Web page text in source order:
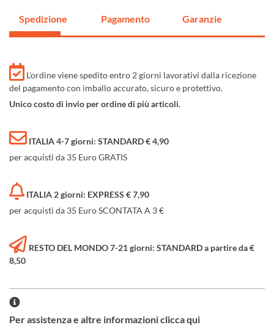
Spedizione Pagamento Garanzie
L'ordine viene spedito entro 2 giorni lavorativi dalla ricezione
del pagamento con imballo accurato, sicuro e protettivo.
Unico costo di invio per ordine di più articoli.
ITALIA 4-7 giorni: STANDARD € 4,90
per acquisti da 35 Euro GRATIS
ITALIA 2 giorni: EXPRESS € 7,90
per acquisti da 35 Euro SCONTATA A 3 €
RESTO DEL MONDO 7-21 giorni: STANDARD a partire da €
8,50
Per assistenza e altre informazioni clicca qui